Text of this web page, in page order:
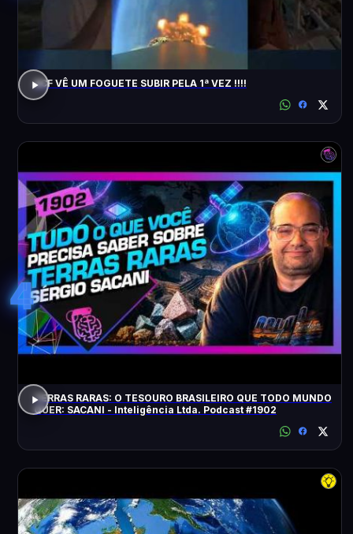
ACF VÊ UM FOGUETE SUBIR PELA 1ª VEZ !!!!
4
TERRAS RARAS: O TESOURO BRASILEIRO QUE TODO MUNDO
QUER: SACANI - Inteligência Ltda. Podcast #1902